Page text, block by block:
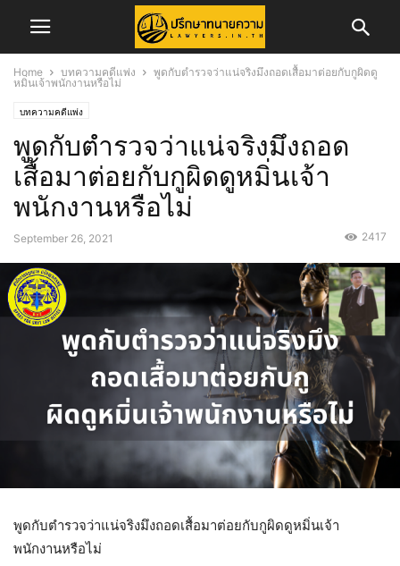
Home บทความคดีแพ่ง
พูดกับตำรวจว่าแน่จริงมึงถอดเสื้อมาต่อยกับกูผิดดู
หมิ่นเจ้าพนักงานหรือไม่
บทความคดีแพ่ง
พูดกับตำรวจว่าแน่จริงมึงถอด
เสื้อมาต่อยกับกูผิดดูหมิ่นเจ้า
พนักงานหรือไม่
September 26, 2021 2417
พูดกับตำรวจว่าแน่จริงมึงถอดเสื้อมาต่อยกับกูผิดดูหมิ่นเจ้า
พนักงานหรือไม่